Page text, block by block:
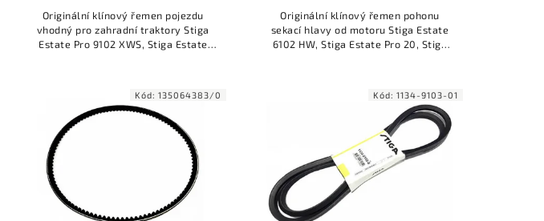
Originální klínový řemen pojezdu
vhodný pro zahradní traktory Stiga
Estate Pro 9102 XWS, Stiga Estate
Originální klínový řemen pohonu
sekací hlavy od motoru Stiga Estate
6102 HW, Stiga Estate Pro 20, Stiga
Kód:135064383/0 Kód:1134-9103-01